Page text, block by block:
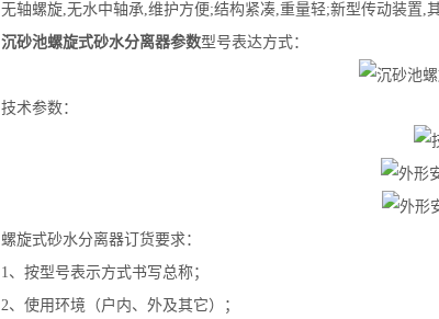
无轴螺旋,无水中轴承,维护方便;结构紧凑,重量轻;新型传动装置,
沉砂池螺旋式砂水分离器参数型号表达方式：
技术参数：
螺旋式砂水分离器订货要求：
1、按型号表示方式书写总称；
2、使用环境（户内、外及其它）；